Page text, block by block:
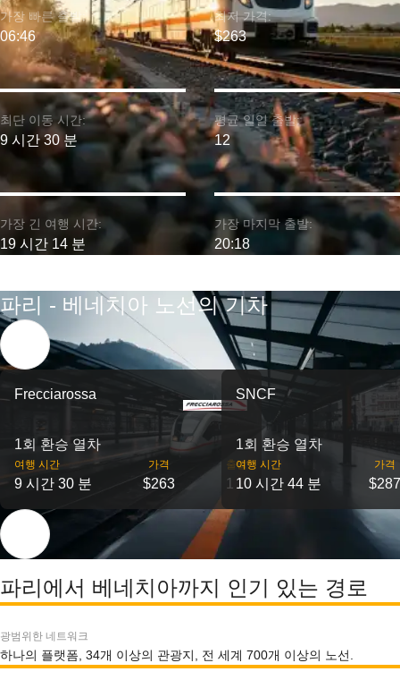
최단 이동 시간:
9 시간 30 분
가장 빠른 출발:
06:46
가장 긴 여행 시간:
19 시간 14 분
최저 가격:
$263
평균 일일 출발:
12
가장 마지막 출발:
20:18
파리 - 베네치아 노선의 기차
Frecciarossa
1회 환승 열차
여행 시간
9 시간 30 분
가격
$263
출발
1
SNCF
1회 환승 열차
여행 시간
10 시간 44 분
가격
$287
파리에서 베네치아까지 인기 있는 경로
광범위한 네트워크
하나의 플랫폼, 34개 이상의 관광지, 전 세계 700개 이상의 노선.